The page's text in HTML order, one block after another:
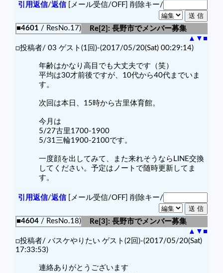
引用返信/返信[メール受信/OFF] 削除キー/
■4601 / ResNo.17)
Re[2]: 長野市でメンバー募集
▲ ▼ ■
□投稿者/ 03 ゲスト(1回)-(2017/05/20(Sat) 00:29:14)
年齢はかなり高目でも大丈夫です（笑）
平均は30才前後ですが、10代から40代までいま
す。
次回は本日、15時から古里体育館。
今月は
5/27古里1700-1900
5/31三輪1900-2100です。
一度顔を出してみて、また来れそうならLINE交換
してください。予定はノートで随時更新してま
す。
引用返信/返信[メール受信/OFF] 削除キー/
■4604 / ResNo.18)
Re[3]: 長野市でメンバー募集
▲ ▼ ■
□投稿者/ バスケやりたい ゲスト(2回)-(2017/05/20(Sat)
17:33:53)
連絡ありがとうございます